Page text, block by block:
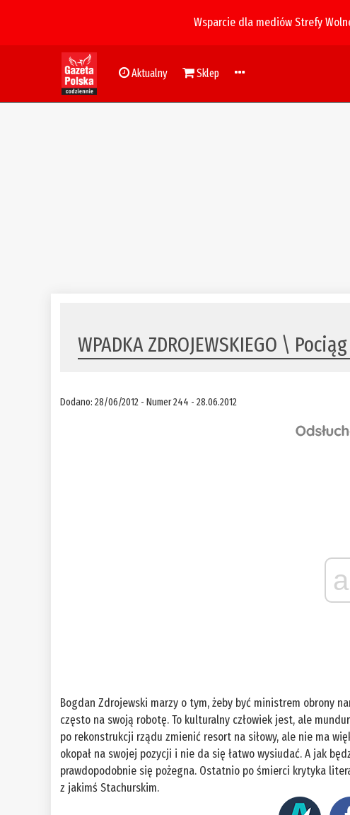
Wsparcie dla mediów Strefy
Aktualny Sklep
WPADKA ZDROJEWSKIEGO \
Dodano: 28/06/2012 - Numer 244 - 28.06.2012
Bogdan Zdrojewski marzy o tym, żeby być ministrem obrony
często na swoją robotę. To kulturalny człowiek jest, ale
po rekonstrukcji rządu zmienić resort na siłowy, ale nie ma
okopał na swojej pozycji i nie da się łatwo wysiudać. A jak
prawdopodobnie się pożegna. Ostatnio po śmierci krytyka
z jakimś Stachurskim.